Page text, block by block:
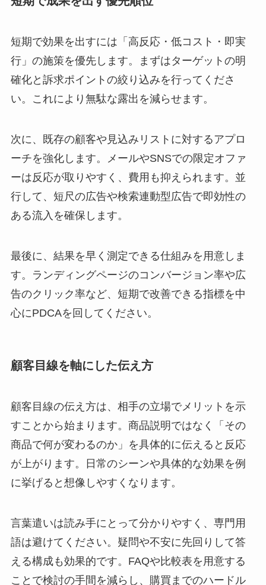
短期で効果を出すには「高反応・低コスト・即実
行」の施策を優先します。まずはターゲットの明
確化と訴求ポイントの絞り込みを行ってくださ
い。これにより無駄な露出を減らせます。
次に、既存の顧客や見込みリストに対するアプロ
ーチを強化します。メールやSNSでの限定オファ
ーは反応が取りやすく、費用も抑えられます。並
行して、短尺の広告や検索連動型広告で即効性の
ある流入を確保します。
最後に、結果を早く測定できる仕組みを用意しま
す。ランディングページのコンバージョン率や広
告のクリック率など、短期で改善できる指標を中
心にPDCAを回してください。
顧客目線を軸にした伝え方
顧客目線の伝え方は、相手の立場でメリットを示
すことから始まります。商品説明ではなく「その
商品で何が変わるのか」を具体的に伝えると反応
が上がります。日常のシーンや具体的な効果を例
に挙げると想像しやすくなります。
言葉遣いは読み手にとって分かりやすく、専門用
語は避けてください。疑問や不安に先回りして答
える構成も効果的です。FAQや比較表を用意する
ことで検討の手間を減らし、購買までのハードル